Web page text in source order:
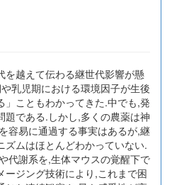
を越えて伝わる継世代影響が懸
乳児期における環境因子が生後
」こともわかってきた.中でも,発
題である.しかし,多くの農薬は神
容易に通過する事実はあるが,継
ズムはほとんどわかっていない.
代謝系を,生体マウスの覚醒下で
ージング技術により,これまで困